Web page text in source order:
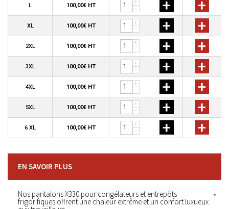
L 100,00€ HT
+
-
+ +
XL 100,00€ HT
+
-
+ +
2XL 100,00€ HT
+
-
+ +
3XL 100,00€ HT
+
-
+ +
4XL 100,00€ HT
+
-
+ +
5XL 100,00€ HT
+
-
+ +
6 XL 100,00€ HT
+
-
+ +
EN SAVOIR PLUS
Nos pantalons X330 pour congélateurs et entrepôts
frigorifiques offrent une chaleur extrême et un confort luxueux